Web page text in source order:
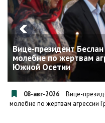
Вице-президент
молебне по жертвам
Южной Осетии
08-авг-2026
Вице-
молебне по жертвам агрессии